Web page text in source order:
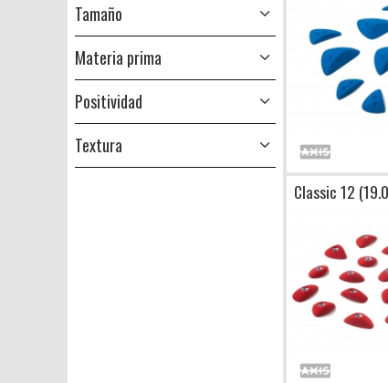
Tamaño
Materia prima
Positividad
Textura
Classic 12